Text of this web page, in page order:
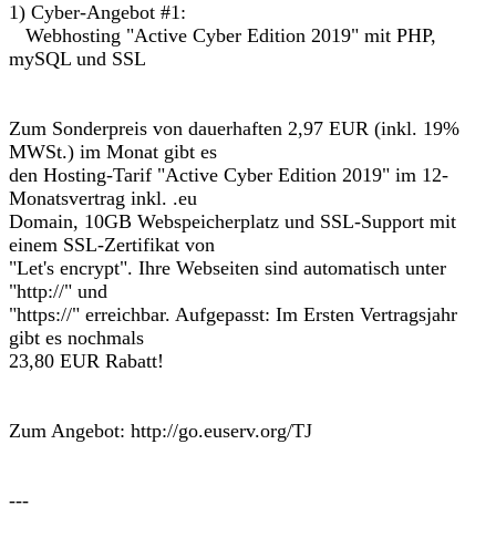
1) Cyber-Angebot #1:
Webhosting "Active Cyber Edition 2019" mit PHP,
mySQL und SSL
Zum Sonderpreis von dauerhaften 2,97 EUR (inkl. 19%
MWSt.) im Monat gibt es
den Hosting-Tarif "Active Cyber Edition 2019" im 12-
Monatsvertrag inkl. .eu
Domain, 10GB Webspeicherplatz und SSL-Support mit
einem SSL-Zertifikat von
"Let's encrypt". Ihre Webseiten sind automatisch unter
"http://" und
"https://" erreichbar. Aufgepasst: Im Ersten Vertragsjahr
gibt es nochmals
23,80 EUR Rabatt!
Zum Angebot: http://go.euserv.org/TJ
---